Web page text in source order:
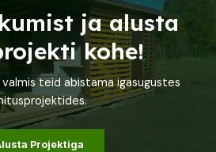
ja alusta
kohe!
teid abistama igasugustes
Projektiga